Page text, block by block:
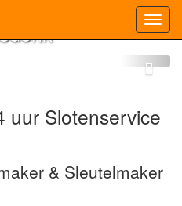
uur Slotenservice
& Sleutelmaker